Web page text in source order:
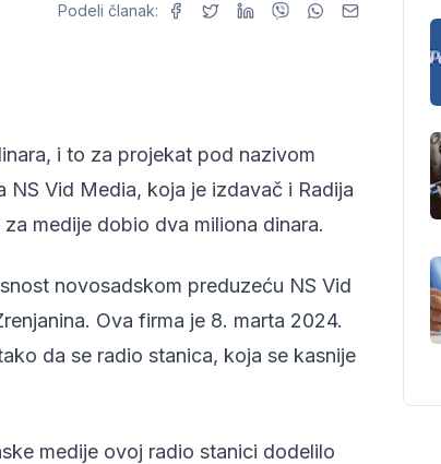
Podeli članak:
i to za projekat pod nazivom
NS Vid Media, koja je izdavač i Radija
medije dobio dva miliona dinara.
novosadskom preduzeću NS Vid
Ova firma je 8. marta 2024.
da se radio stanica, koja se kasnije
medije ovoj radio stanici dodelilo